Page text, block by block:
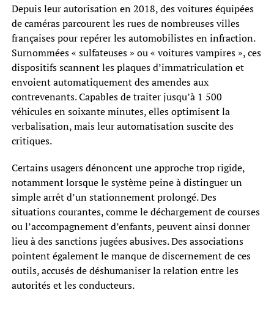
Depuis leur autorisation en 2018, des voitures équipées
de caméras parcourent les rues de nombreuses villes
françaises pour repérer les automobilistes en infraction.
Surnommées « sulfateuses » ou « voitures vampires », ces
dispositifs scannent les plaques d’immatriculation et
envoient automatiquement des amendes aux
contrevenants. Capables de traiter jusqu’à 1 500
véhicules en soixante minutes, elles optimisent la
verbalisation, mais leur automatisation suscite des
critiques.
Certains usagers dénoncent une approche trop rigide,
notamment lorsque le système peine à distinguer un
simple arrêt d’un stationnement prolongé. Des
situations courantes, comme le déchargement de courses
ou l’accompagnement d’enfants, peuvent ainsi donner
lieu à des sanctions jugées abusives. Des associations
pointent également le manque de discernement de ces
outils, accusés de déshumaniser la relation entre les
autorités et les conducteurs.